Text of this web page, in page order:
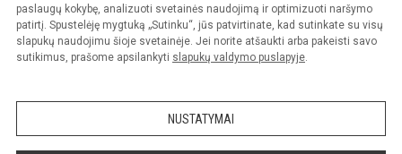
paslaugų kokybę, analizuoti svetainės naudojimą ir optimizuoti naršymo
patirtį. Spustelėję mygtuką „Sutinku“, jūs patvirtinate, kad sutinkate su visų
slapukų naudojimu šioje svetainėje. Jei norite atšaukti arba pakeisti savo
sutikimus, prašome apsilankyti slapukų valdymo puslapyje.
NUSTATYMAI
draudžiama.
Prieinamumo paraiška Slapukų valdymas
Sumanus būdas atnaujinti